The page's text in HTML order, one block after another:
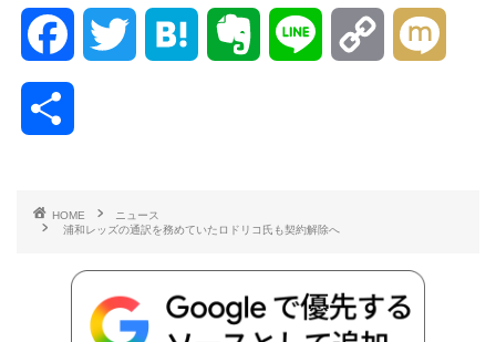
e a o
HOME
ニュース
浦和レッズの通訳を務めていたロドリコ氏も契約解除へ